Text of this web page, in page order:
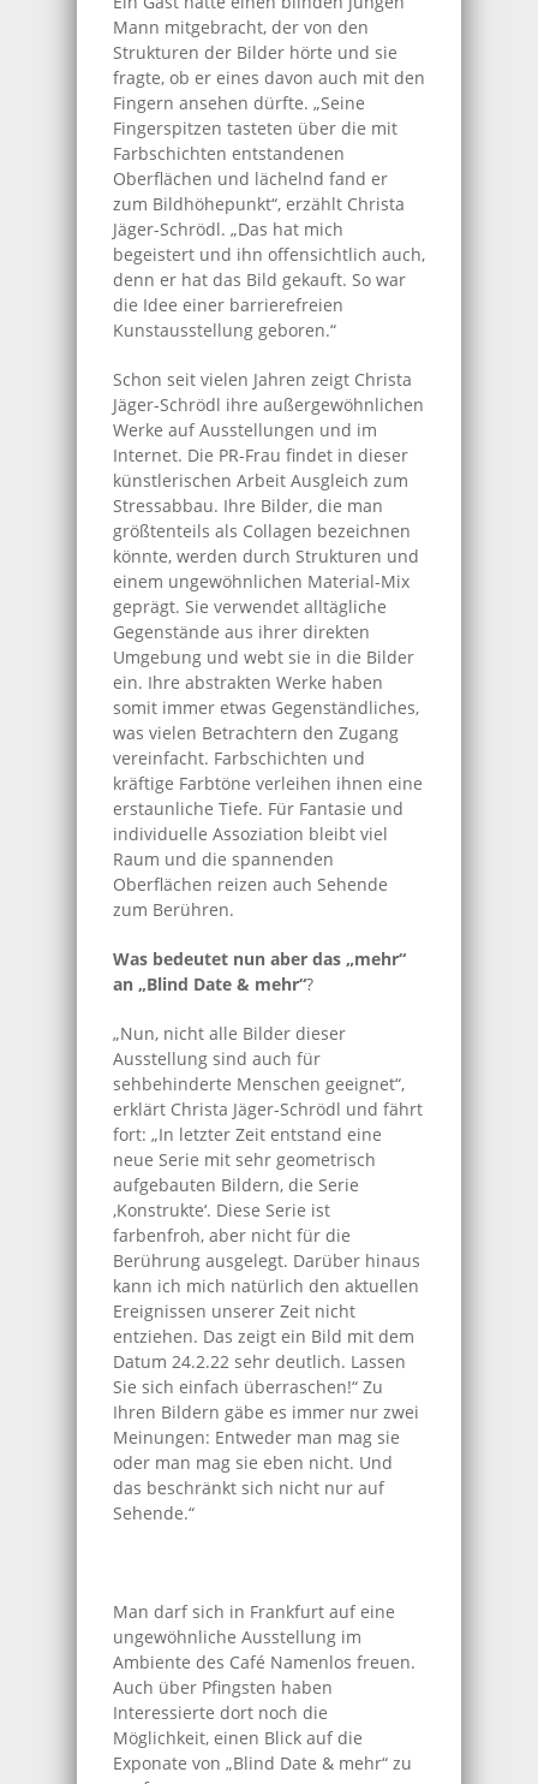
Mann mitgebracht, der von den
Strukturen der Bilder hörte und sie
fragte, ob er eines davon auch mit den
Fingern ansehen dürfte. „Seine
Fingerspitzen tasteten über die mit
Farbschichten entstandenen
Oberflächen und lächelnd fand er
zum Bildhöhepunkt“, erzählt Christa
Jäger-Schrödl. „Das hat mich
begeistert und ihn offensichtlich auch,
denn er hat das Bild gekauft. So war
die Idee einer barrierefreien
Kunstausstellung geboren.“
Schon seit vielen Jahren zeigt Christa
Jäger-Schrödl ihre außergewöhnlichen
Werke auf Ausstellungen und im
Internet. Die PR-Frau findet in dieser
künstlerischen Arbeit Ausgleich zum
Stressabbau. Ihre Bilder, die man
größtenteils als Collagen bezeichnen
könnte, werden durch Strukturen und
einem ungewöhnlichen Material-Mix
geprägt. Sie verwendet alltägliche
Gegenstände aus ihrer direkten
Umgebung und webt sie in die Bilder
ein. Ihre abstrakten Werke haben
somit immer etwas Gegenständliches,
was vielen Betrachtern den Zugang
vereinfacht. Farbschichten und
kräftige Farbtöne verleihen ihnen eine
erstaunliche Tiefe. Für Fantasie und
individuelle Assoziation bleibt viel
Raum und die spannenden
Oberflächen reizen auch Sehende
zum Berühren.
Was bedeutet nun aber das „mehr“
an „Blind Date & mehr“?
„Nun, nicht alle Bilder dieser
Ausstellung sind auch für
sehbehinderte Menschen geeignet“,
erklärt Christa Jäger-Schrödl und fährt
fort: „In letzter Zeit entstand eine
neue Serie mit sehr geometrisch
aufgebauten Bildern, die Serie
‚Konstrukte‘. Diese Serie ist
farbenfroh, aber nicht für die
Berührung ausgelegt. Darüber hinaus
kann ich mich natürlich den aktuellen
Ereignissen unserer Zeit nicht
entziehen. Das zeigt ein Bild mit dem
Datum 24.2.22 sehr deutlich. Lassen
Sie sich einfach überraschen!“ Zu
Ihren Bildern gäbe es immer nur zwei
Meinungen: Entweder man mag sie
oder man mag sie eben nicht. Und
das beschränkt sich nicht nur auf
Sehende.“
Man darf sich in Frankfurt auf eine
ungewöhnliche Ausstellung im
Ambiente des Café Namenlos freuen.
Auch über Pfingsten haben
Interessierte dort noch die
Möglichkeit, einen Blick auf die
Exponate von „Blind Date & mehr“ zu